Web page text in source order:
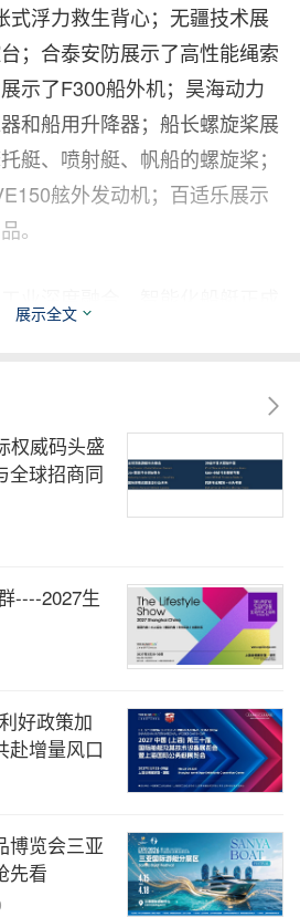
式浮力救生背心；无疆技术展
；合泰安防展示了高性能绳索
示了F300船外机；昊海动力
和船用升降器；船长螺旋桨展
艇、喷射艇、帆船的螺旋桨；
舷外发动机；百适乐展示
。
碳"成为现实。CIBS 2025现
推动船舶工业向 "更安全、更
跨越式发展。
事作为全产业链品牌之一，持
量"，在产品研发设计上契合绿
力环保与技术创新，此次展会
还展出了最新的EP280系列以
机、WE3船舶专用三相异步
混合动力ESSA系统。
展的原生智能电动架构开发，
、二氧化碳和固体排放物少、
展示全文
权威码头盛
全球招商同
----2027生
好政策加
赴增量风口
博览会三亚
先看